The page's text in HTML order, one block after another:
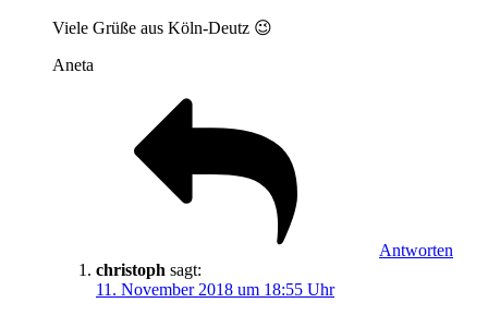
Viele Grüße aus Köln-Deutz 😉
Aneta
Antworten
christoph sagt:
11. November 2018 um 18:55 Uhr